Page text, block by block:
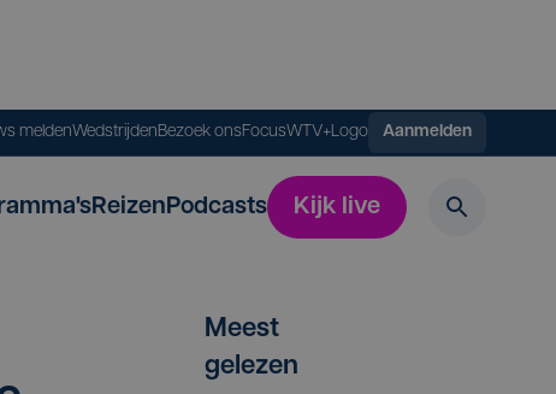
meldenWedstrijdenBezoek onsFocusWTV+Logo Aanmelden
ReizenPodcasts Kijk live
Meest
gelezen